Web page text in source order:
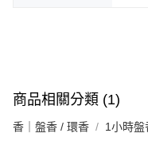
商品相關分類 (1)
香｜盤香 / 環香 1小時盤